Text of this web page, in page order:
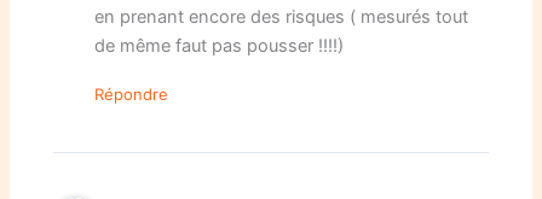
en prenant encore des risques ( mesurés tout
de même faut pas pousser !!!!)
Répondre